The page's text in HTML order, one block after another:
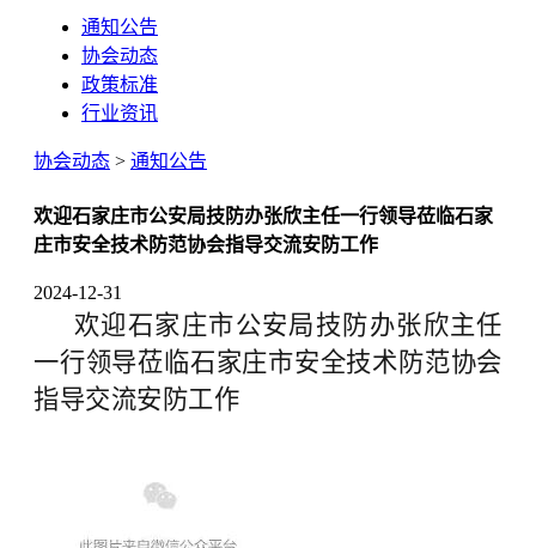
通知公告
协会动态
政策标准
行业资讯
协会动态 > 通知公告
欢迎石家庄市公安局技防办张欣主任一行领导莅临石家
庄市安全技术防范协会指导交流安防工作
2024-12-31
欢迎石家庄市公安局技防办张欣主任
一行领导莅临石家庄市安全技术防范协会
指导交流安防工作